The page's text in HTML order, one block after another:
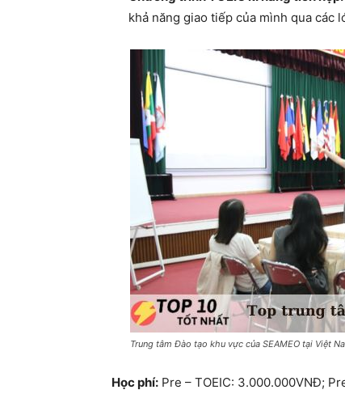
khả năng giao tiếp của mình qua các
Trung tâm Đào tạo khu vực của SEAMEO tại Việt
Học phí: Pre – TOEIC: 3.000.000VNĐ;